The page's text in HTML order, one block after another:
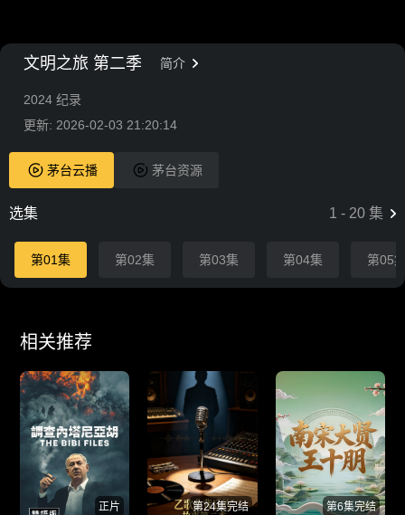
文明之旅 第二季 简介
2024 纪录
更新: 2026-02-03 21:20:14
茅台云播 茅台资源
选集 1 - 20 集
第01集 第02集 第03集 第04集 第05
相关推荐
正片 第24集完结 第6集完结